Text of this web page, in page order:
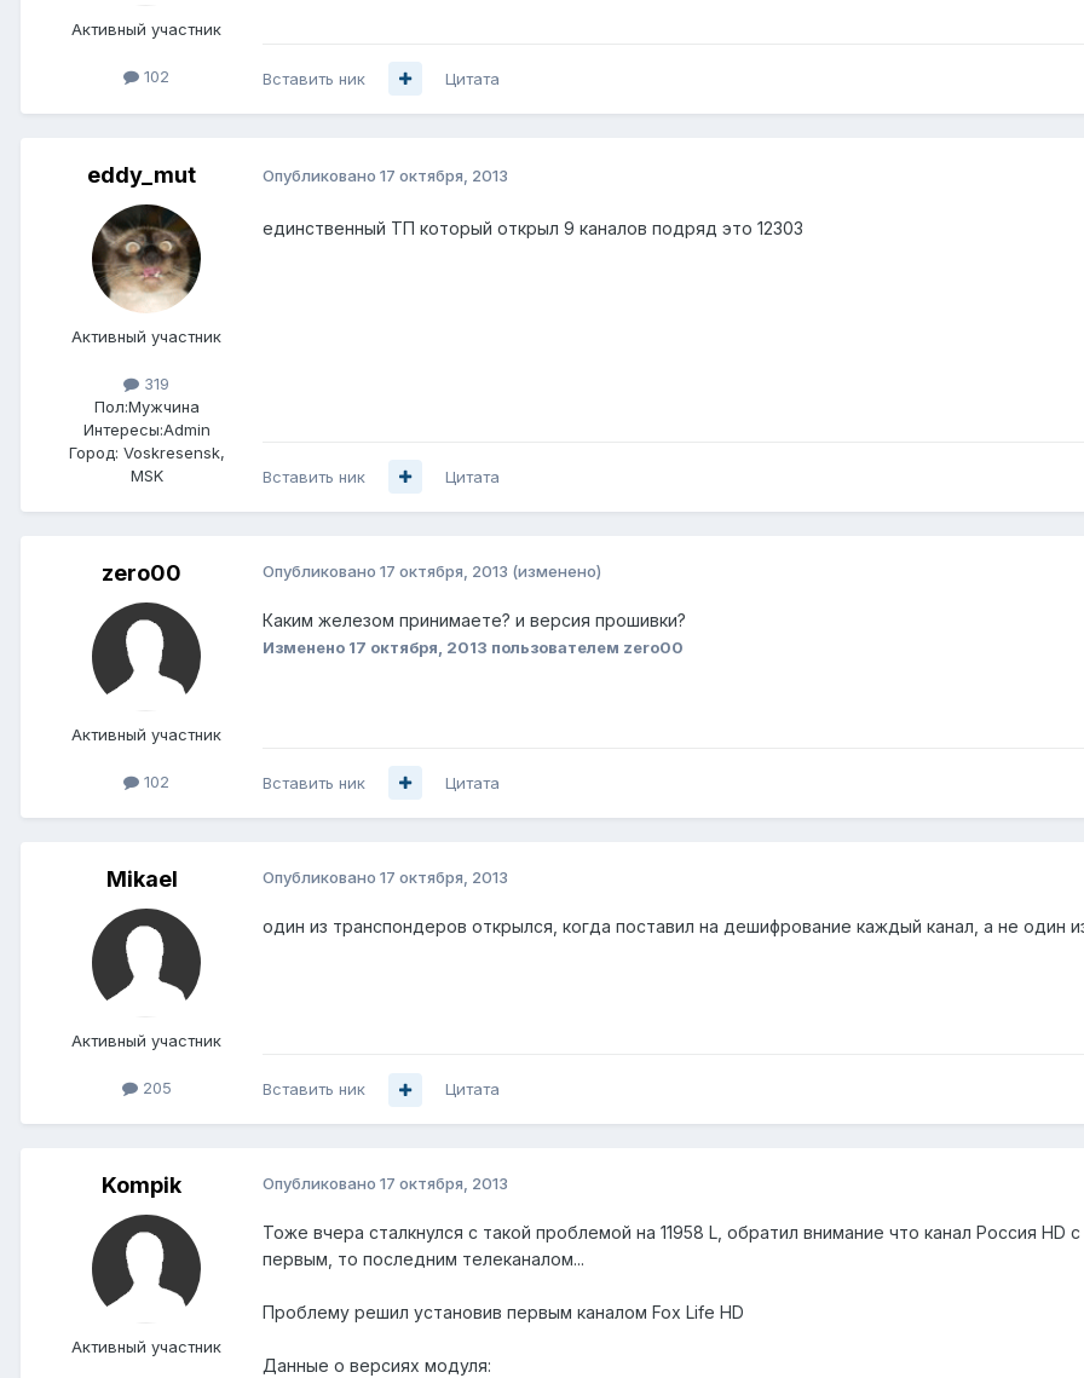
Активный участник
102 Вставить ник Цитата
eddy_mut
Активный участник
319
Пол:Мужчина
Интересы:Admin
Город: Voskresensk,
MSK
Опубликовано 17 октября, 2013
единственный ТП который открыл 9 каналов подряд это 12303
Вставить ник Цитата
zero00
Активный участник
102
Опубликовано 17 октября, 2013 (изменено)
Каким железом принимаете? и версия прошивки?
Изменено 17 октября, 2013 пользователем zero00
Вставить ник Цитата
Mikael
Активный участник
205
Опубликовано 17 октября, 2013
один из транспондеров открылся, когда поставил на дешифрование каждый канал, а не один
Вставить ник Цитата
Kompik
Активный участник
Опубликовано 17 октября, 2013
Тоже вчера сталкнулся с такой проблемой на 11958 L, обратил внимание что канал Россия
первым, то последним телеканалом...
Проблему решил установив первым каналом Fox Life HD
Данные о версиях модуля: